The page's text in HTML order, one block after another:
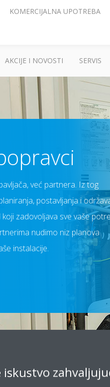
KOMERCIJALNA UPOTREBA
AKCIJE I NOVOSTI SERVIS
već partnera. Iz tog
postavljanja i
zadovoljava sve vaše
nudimo niz planova
instalacije.
iskustvo